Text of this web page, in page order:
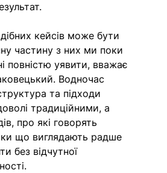
кейсів може бути
частину з них ми поки
повністю уявити, вважає
Водночас
та підходи
традиційними, а
про які говорять
що виглядають радше
без відчутної